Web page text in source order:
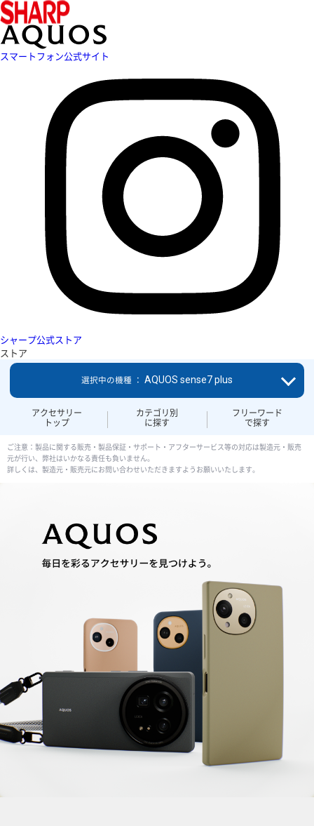
スマートフォン公式サイト
シャープ公式ストア
ストア
アクセサリー
トップ
カテゴリ別
に探す
フリーワード
で探す
選択中の機種 ： AQUOS sense7 plus
ご注意：製品に関する販売・製品保証・サポート・アフターサービス等の対応は製造元・販売
元が行い、弊社はいかなる責任も負いません。
詳しくは、製造元・販売元にお問い合わせいただきますようお願いいたします。